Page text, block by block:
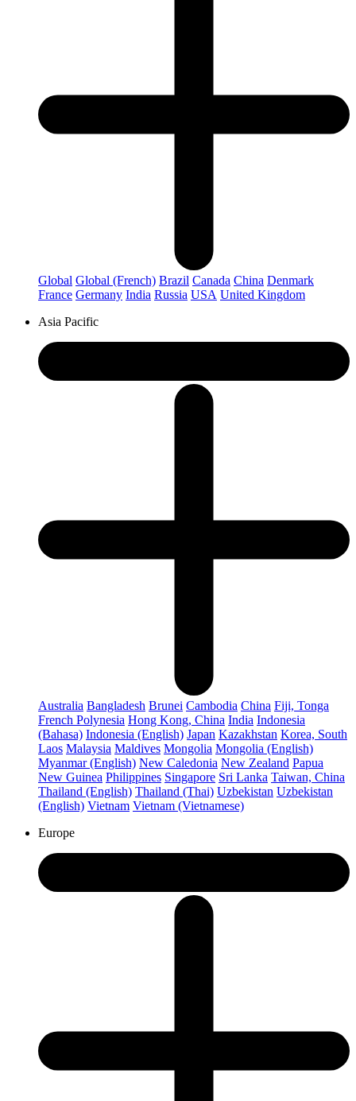
Global Global (French) Brazil Canada China Denmark
France Germany India Russia USA United Kingdom
Asia Pacific
Australia Bangladesh Brunei Cambodia China Fiji, Tonga
French Polynesia Hong Kong, China India Indonesia
(Bahasa) Indonesia (English) Japan Kazakhstan Korea, South
Laos Malaysia Maldives Mongolia Mongolia (English)
Myanmar (English) New Caledonia New Zealand Papua
New Guinea Philippines Singapore Sri Lanka Taiwan, China
Thailand (English) Thailand (Thai) Uzbekistan Uzbekistan
(English) Vietnam Vietnam (Vietnamese)
Europe